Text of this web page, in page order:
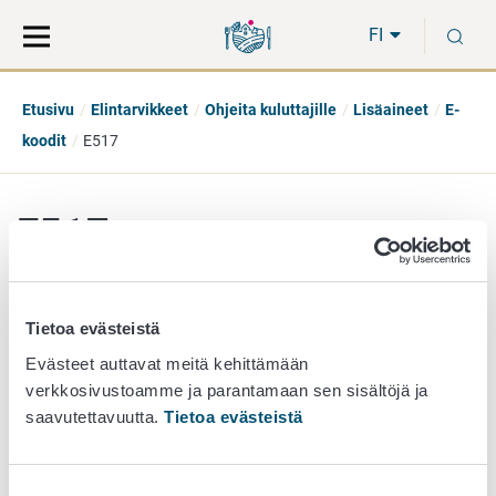
Tietoa evästeistä
Evästeet auttavat meitä kehittämään
verkkosivustoamme ja parantamaan sen sisältöjä ja
saavutettavuutta. Tietoa evästeistä
suoraan
sisältöön
koko
sivuston
FI
Etusivu Elintarvikkeet Ohjeita kuluttajille Lisäaineet
E-
koodit
E517
E517 -
Ammoniumsulfaatti
Lisäaineryhmä
Muut lisäaineet
Kuvaus